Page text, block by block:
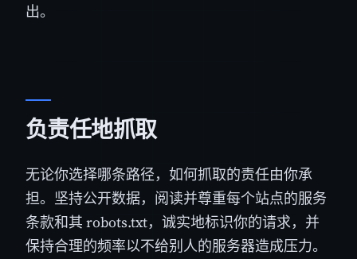
出。
负责任地抓取
无论你选择哪条路径，如何抓取的责任由你承
担。坚持公开数据，阅读并尊重每个站点的服务
条款和其 robots.txt，诚实地标识你的请求，并
保持合理的频率以不给别人的服务器造成压力。